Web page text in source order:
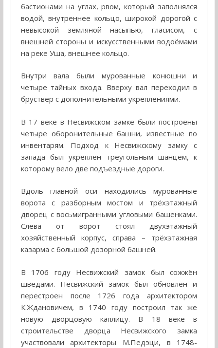
бастионами на углах, рвом, который заполнялся
водой, внутреннее кольцо, широкой дорогой с
невысокой земляной насыпью, гласисом, с
внешней стороны и искусственными водоёмами
на реке Уша, внешнее кольцо.
Внутри вала были мурованные конюшни и
четыре тайных входа. Вверху вал переходил в
бруствер с дополнительными укреплениями.
В 17 веке в Несвижском замке были построены
четыре оборонительные башни, известные по
инвентарям. Подход к Несвижскому замку с
запада был укреплён треугольным шанцем, к
которому вело две подъездные дороги.
Вдоль главной оси находились мурованные
ворота с разборным мостом и трёхэтажный
дворец с восьмигранными угловыми башенками.
Слева от ворот стоял двухэтажный
хозяйственный корпус, справа – трёхэтажная
казарма с большой дозорной башней.
В 1706 году Несвижский замок был сожжён
шведами. Несвижский замок был обновлён и
перестроен после 1726 года архитектором
К.Ждановичем, в 1740 году построил так же
новую дворцовую каплицу. В 18 веке в
строительстве дворца Несвижского замка
участвовали архитекторы М.Педэци, в 1748-